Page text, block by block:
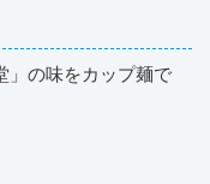
」の味をカップ麺で